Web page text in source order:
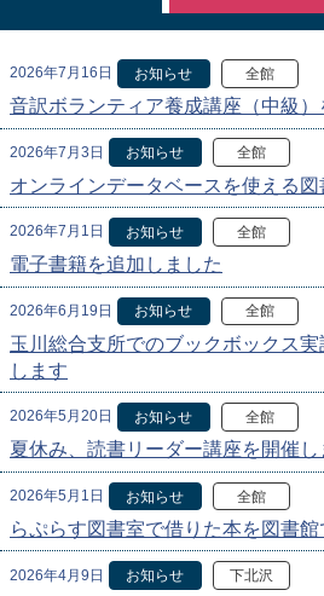
2026年7月16日 お知らせ 全館
音訳ボランティア養成講座（中級）
2026年7月3日 お知らせ 全館
オンラインデータベースを使える図
2026年7月1日 お知らせ 全館
電子書籍を追加しました
2026年6月19日 お知らせ 全館
玉川総合支所でのブックボックス
します
2026年5月20日 お知らせ 全館
夏休み、読書リーダー講座を開催し
2026年5月1日 お知らせ 全館
らぷらす図書室で借りた本を図書
2026年4月9日 お知らせ 下北沢